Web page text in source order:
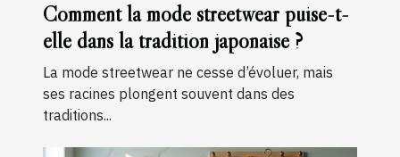
Comment la mode streetwear puise-t-
elle dans la tradition japonaise ?
La mode streetwear ne cesse d’évoluer, mais
ses racines plongent souvent dans des
traditions...